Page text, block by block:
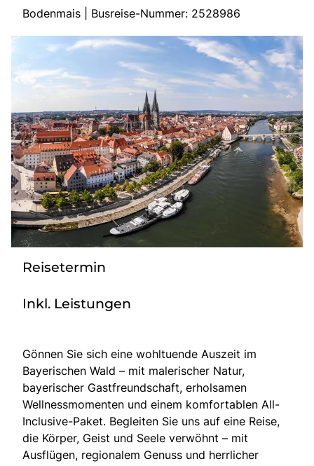
Start
Mehrtagesreisen
Tagesreisen
Bus anmieten
Transporte
Kataloge
Service & Kontakt
Bodenmais | Busreise-Nummer: 2528986
Reisetermin
Inkl. Leistungen
Gönnen Sie sich eine wohltuende Auszeit im
Bayerischen Wald – mit malerischer Natur,
bayerischer Gastfreundschaft, erholsamen
Wellnessmomenten und einem komfortablen All-
Inclusive-Paket. Begleiten Sie uns auf eine Reise,
die Körper, Geist und Seele verwöhnt – mit
Ausflügen, regionalem Genuss und herrlicher